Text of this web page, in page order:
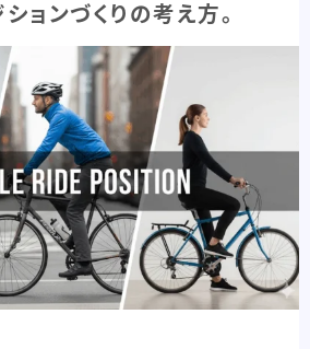
介
58
ョンづくりの考え方。